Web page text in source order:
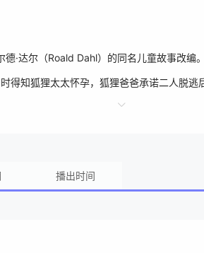
达尔（Roald Dahl）的同名儿童故事改编
得知狐狸太太怀孕，狐狸爸爸承诺二人脱
果酒三农场主地界上的树屋。一心想成为运
约和多伦多影评人协会的最佳动画片奖，
播出时间